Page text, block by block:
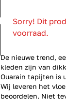
Sorry! Dit
voorraad.
De nieuwe trend,
kleden zijn van
Ouarain tapijten is
Wij leveren het
beoordelen. Niet